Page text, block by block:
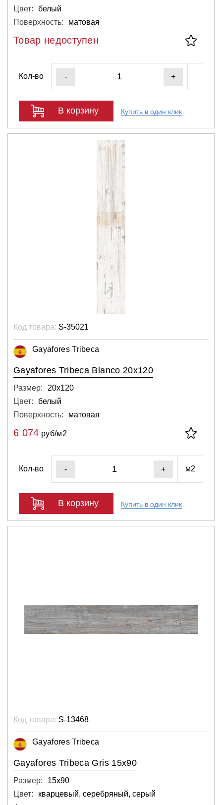
Цвет:
белый
Поверхность:
матовая
Товар недоступен
Кол-во - +
В корзину Купить в один клик
Код товара: S-35021
Gayafores Tribeca
Gayafores Tribeca Blanco 20x120
Размер:
20х120
Цвет:
белый
Поверхность:
матовая
6 074 руб/м2
Кол-во - + м2
В корзину Купить в один клик
Код товара: S-13468
Gayafores Tribeca
Gayafores Tribeca Gris 15x90
Размер:
15х90
Цвет:
кварцевый, серебряный, серый